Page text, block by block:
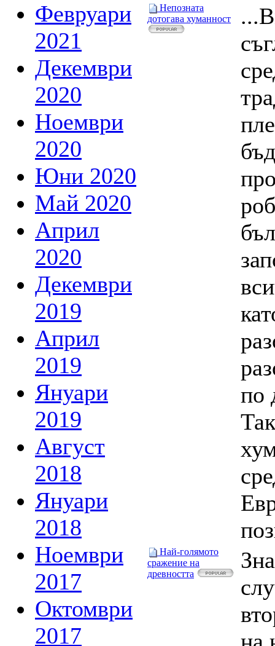
Февруари
2021
Декември
2020
Ноември
2020
Юни 2020
Май 2020
Април
2020
Декември
2019
Април
2019
Януари
2019
Август
2018
Януари
2018
Ноември
2017
Октомври
2017
Непозната
дотогава хуманност
по
Най-голямото
сражение на
древността